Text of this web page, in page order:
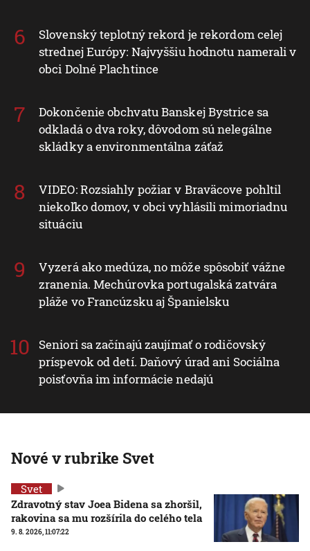
Slovenský teplotný rekord je rekordom celej
strednej Európy: Najvyššiu hodnotu namerali v
obci Dolné Plachtince
Dokončenie obchvatu Banskej Bystrice sa
odkladá o dva roky, dôvodom sú nelegálne
skládky a environmentálna záťaž
VIDEO: Rozsiahly požiar v Braväcove pohltil
niekoľko domov, v obci vyhlásili mimoriadnu
situáciu
Vyzerá ako medúza, no môže spôsobiť vážne
zranenia. Mechúrovka portugalská zatvára
pláže vo Francúzsku aj Španielsku
Seniori sa začínajú zaujímať o rodičovský
príspevok od detí. Daňový úrad ani Sociálna
poisťovňa im informácie nedajú
Nové v rubrike Svet
Svet
Zdravotný stav Joea Bidena sa zhoršil,
rakovina sa mu rozšírila do celého tela
9. 8. 2026, 11:07:22